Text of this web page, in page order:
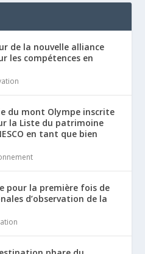
de la nouvelle alliance
les compétences en
du mont Olympe inscrite
la Liste du patrimoine
en tant que bien
pour la première fois de
d’observation de la